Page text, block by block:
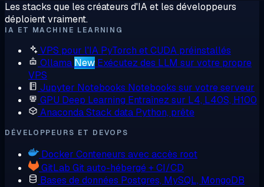
Les stacks que les créateurs d'IA et les développeurs
déploient vraiment.
IA ET MACHINE LEARNING
VPS pour l'IA PyTorch et CUDA préinstallés
Ollama New Exécutez des LLM sur votre propre
VPS
Jupyter Notebooks Notebooks sur votre serveur
GPU Deep Learning Entraînez sur L4, L40S, H100
AnacondaStack data Python, prête
DÉVELOPPEURS ET DEVOPS
Docker Conteneurs avec accès root
GitLab Git auto-hébergé + CI/CD
Bases de données Postgres, MySQL, MongoDB